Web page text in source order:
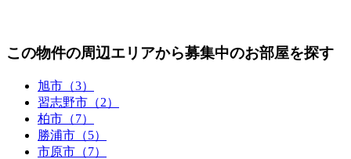
この物件の周辺エリアから募集中のお部屋を探す
旭市（3）
習志野市（2）
柏市（7）
勝浦市（5）
市原市（7）